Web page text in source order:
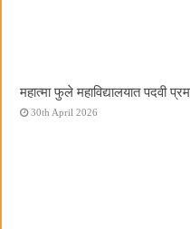
महात्मा फुले महाविद्यालयात पदवी
30th April 2026